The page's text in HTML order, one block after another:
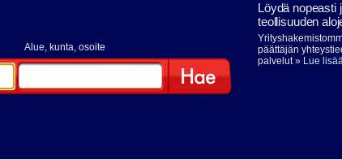
Alue, kunta, osoite
Löydä nopeasti
teollisuuden
päättäjän
palvelut» Lue